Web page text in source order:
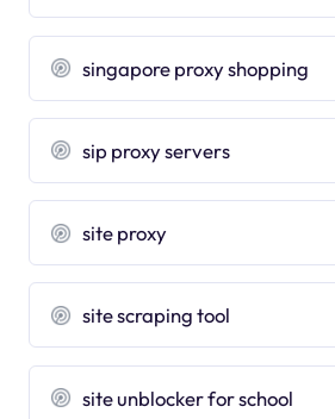
singapore proxy shopping
sip proxy servers
site proxy
site scraping tool
site unblocker for school